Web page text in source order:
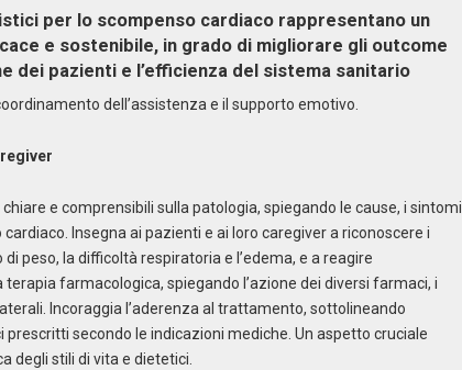
per lo scompenso cardiaco rappresentano un
e sostenibile, in grado di migliorare gli outcome
dei pazienti e l’efficienza del sistema sanitario
dell’assistenza e il supporto emotivo.
e comprensibili sulla patologia, spiegando le cause, i sintomi
Insegna ai pazienti e ai loro caregiver a riconoscere i
peso, la difficoltà respiratoria e l’edema, e a reagire
farmacologica, spiegando l’azione dei diversi farmaci, i
Incoraggia l’aderenza al trattamento, sottolineando
prescritti secondo le indicazioni mediche. Un aspetto cruciale
degli stili di vita e dietetici.